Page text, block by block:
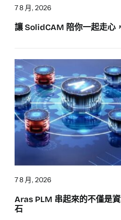
7 8 月, 2026
讓 SolidCAM 陪你一起走心
7 8 月, 2026
Aras PLM 串起來的不僅是
石